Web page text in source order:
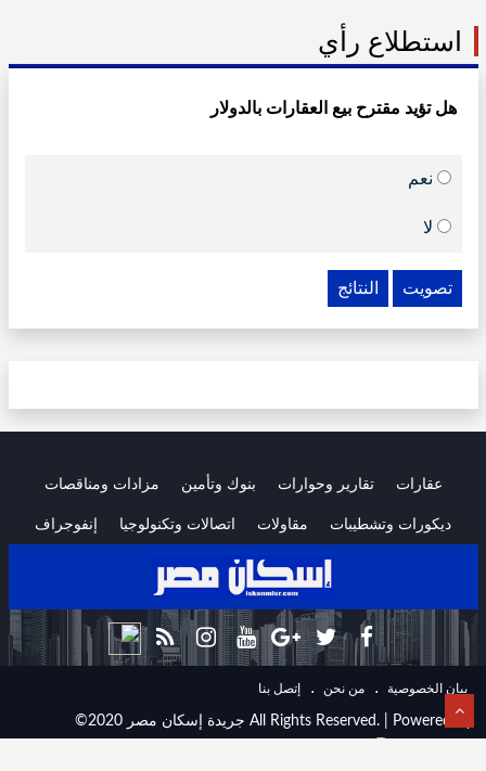
استطلاع رأي
هل تؤيد مقترح بيع العقارات بالدولار
نعم
لا
تصويت النتائج
عقارات تقارير وحوارات بنوك وتأمين مزادات ومناقصات
ديكورات وتشطيبات مقاولات اتصالات وتكنولوجيا إنفوجراف
ﺑﻴﺎﻥ اﻟﺨﺼﻮﺻﻴﺔ . ﻣﻦ ﻧﺤﻦ . ﺇﺗﺼﻞ ﺑﻨﺎ
©2020 جريدة إسكان مصر All Rights Reserved. | Powered By